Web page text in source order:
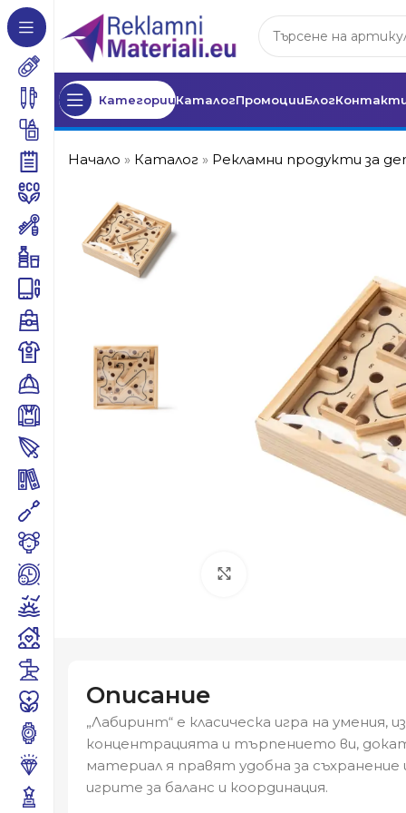
КатегорииКаталогПромоцииБлог
Начало » Каталог » Рекламни продукти за
Описание
„Лабиринт“ е класическа игра на
концентрацията и търпението ви,
материал я правят удобна за
игрите за баланс и координация.